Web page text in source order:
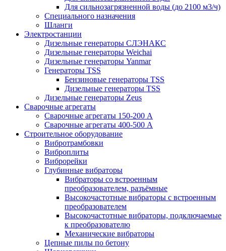
Для сильнозагрязненной воды (до 2100 м3/ч)
Специального назначения
Шланги
Электростанции
Дизельные генераторы СЛЭНАКС
Дизельные генераторы Weichai
Дизельные генераторы Yanmar
Генераторы TSS
Бензиновые генераторы TSS
Дизельные генераторы TSS
Дизельные генераторы Zeus
Сварочные агрегаты
Сварочные агрегаты 150-200 А
Сварочные агрегаты 400-500 А
Строительное оборудование
Вибротрамбовки
Виброплиты
Виброрейки
Глубинные вибраторы
Вибраторы со встроенным
преобразователем, разъёмные
Высокочастотные вибраторы с встроенным
преобразователем
Высокочастотные вибраторы, подключаемые
к преобразователю
Механические вибраторы
Цепные пилы по бетону